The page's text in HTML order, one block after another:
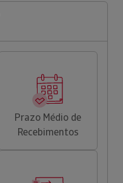
Prazo Médio de
Recebimentos